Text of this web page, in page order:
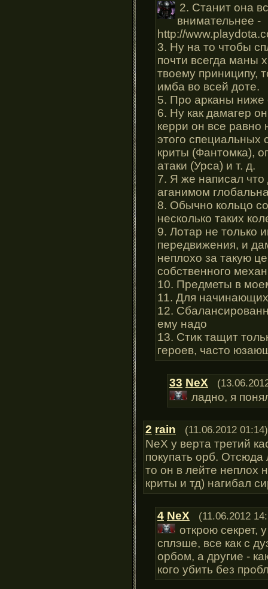
2. Станит она
внимательнее -
http://
3. Ну на то чтобы
почти всегда маны
твоему приниципу,
имба во всей доте.
5. Про арканы ниже
6. Ну как дамагер
керри он все равно
этого специальных
криты (Фантомка),
атаки (Урса) и т. д.
7. Я же написал что
аганимом
8. Обычно кольцо
несколько таких
9. Лотар не только
передвижения, и
неплохо за такую
собственного
10. Предметы в
11. Для
12.
ему надо
13. Стик тащит
героев, часто
33 NeX
ладно, я
2 rain (11.06.2012 01:14)
NeX у верта третий
покупать орб.
то он в лейте неплох
криты и тд) нагибал
4 NeX (11.06.2012
открою секрет,
сплэше, все как с
орбом, а другие -
кого убить без